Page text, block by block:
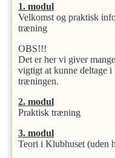
1. modul
Velkomst og praktisk
træning
OBS!!!
Det er her vi giver
vigtigt at kunne deltage
træningen.
2. modul
Praktisk træning
3. modul
Teori i Klubhuset (uden